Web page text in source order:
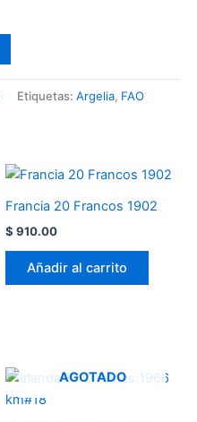
Etiquetas: Argelia, FAO
Francia 20 Francos 1902
$ 910.00
Añadir al carrito
AGOTADO